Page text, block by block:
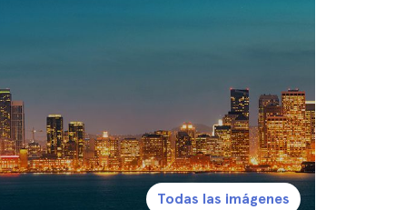
Todas las imágenes